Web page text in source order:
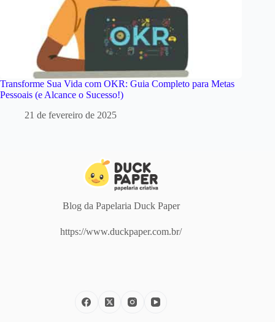
Transforme Sua Vida com OKR: Guia Completo para Metas
Pessoais (e Alcance o Sucesso!)
21 de fevereiro de 2025
Blog da Papelaria Duck Paper
https://www.duckpaper.com.br/